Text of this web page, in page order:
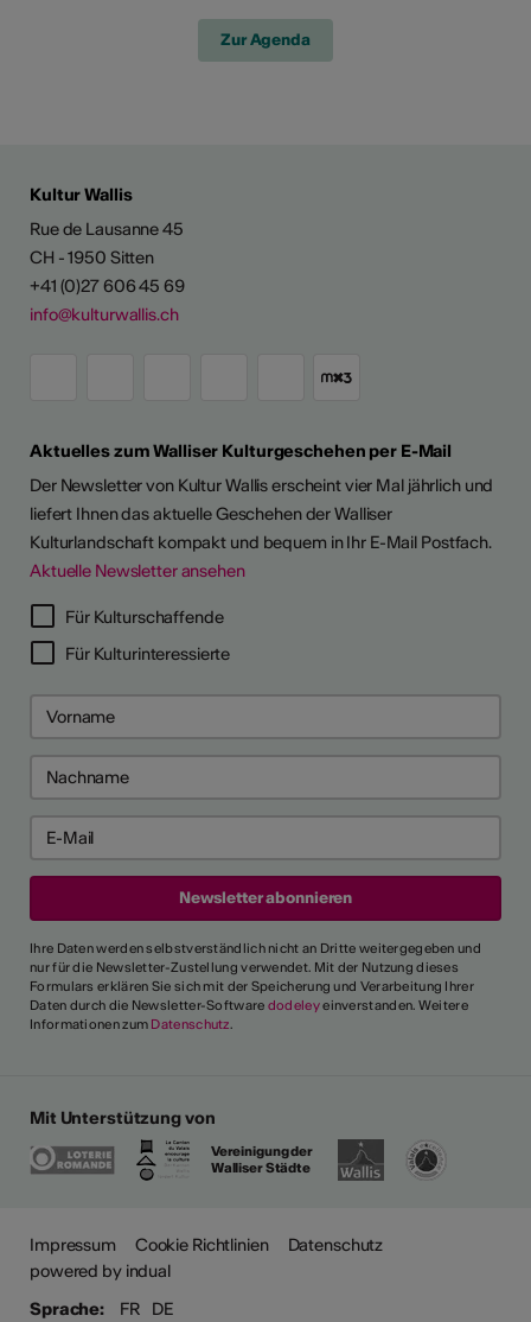
Zur Agenda
Kultur Wallis
Rue de Lausanne 45
CH - 1950 Sitten
+41 (0)27 606 45 69
info@kulturwallis.ch
Aktuelles zum Walliser Kulturgeschehen per E-Mail
Der Newsletter von Kultur Wallis erscheint vier Mal jährlich und
liefert Ihnen das aktuelle Geschehen der Walliser
Kulturlandschaft kompakt und bequem in Ihr E-Mail Postfach.
Aktuelle Newsletter ansehen
Für Kulturschaffende
Für Kulturinteressierte
Ihre Daten werden selbstverständlich nicht an Dritte weitergegeben und
nur für die Newsletter-Zustellung verwendet. Mit der Nutzung dieses
Formulars erklären Sie sich mit der Speicherung und Verarbeitung Ihrer
Daten durch die Newsletter-Software dodeleyeinverstanden. Weitere
Informationen zum Datenschutz.
Mit Unterstützung von
Vereinigung der
Walliser Städte
Impressum Cookie Richtlinien
Datenschutz
powered by indual
Sprache:
FR DE